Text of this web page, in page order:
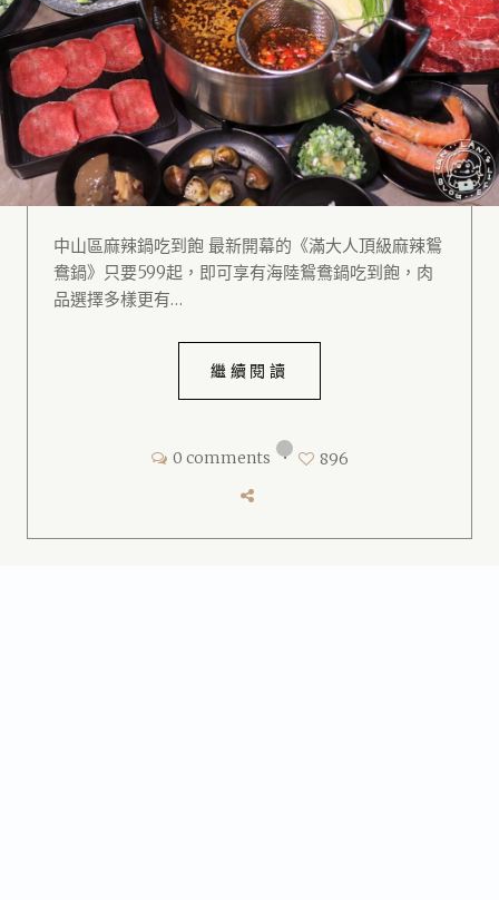
中山區麻辣鍋吃到飽 最新開幕的《滿大人頂級麻辣鴛
鴦鍋》只要599起，即可享有海陸鴛鴦鍋吃到飽，肉
品選擇多樣更有…
繼續閱讀
0 comments • 896